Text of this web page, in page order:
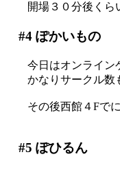
開場３０分後くら
#4ぽかいもの
今日はオンライン
かなりサークル数
その後西館４Fで
#5 ぽひるん